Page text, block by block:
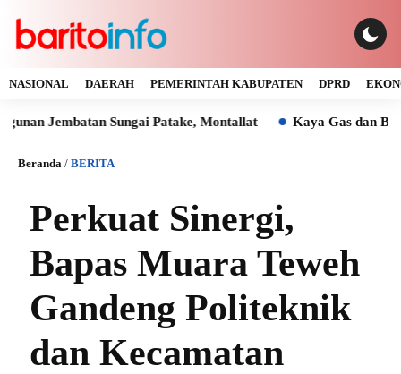
NASIONAL DAERAH PEMERINTAH KABUPATEN DPRD
Sungai Patake, Montallat Kaya Gas dan Batu Bara
Beranda / BERITA
Perkuat Sinergi,
Bapas Muara Teweh
Gandeng Politeknik
dan Kecamatan